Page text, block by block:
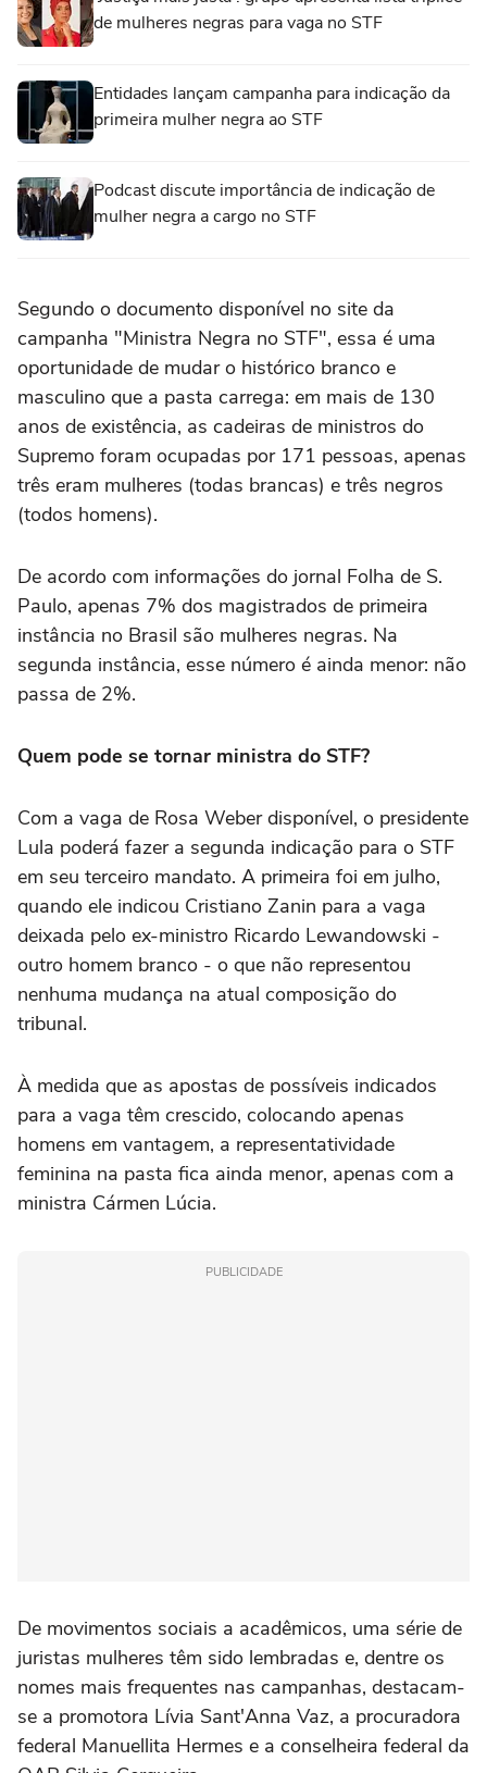
de mulheres negras para vaga no STF
Entidades lançam campanha para indicação da
primeira mulher negra ao STF
Podcast discute importância de indicação de
mulher negra a cargo no STF
Segundo o documento disponível no site da
campanha "Ministra Negra no STF", essa é uma
oportunidade de mudar o histórico branco e
masculino que a pasta carrega: em mais de 130
anos de existência, as cadeiras de ministros do
Supremo foram ocupadas por 171 pessoas, apenas
três eram mulheres (todas brancas) e três negros
(todos homens).
De acordo com informações do jornal Folha de S.
Paulo, apenas 7% dos magistrados de primeira
instância no Brasil são mulheres negras. Na
segunda instância, esse número é ainda menor: não
passa de 2%.
Quem pode se tornar ministra do STF?
Com a vaga de Rosa Weber disponível, o presidente
Lula poderá fazer a segunda indicação para o STF
em seu terceiro mandato. A primeira foi em julho,
quando ele indicou Cristiano Zanin para a vaga
deixada pelo ex-ministro Ricardo Lewandowski -
outro homem branco - o que não representou
nenhuma mudança na atual composição do
tribunal.
À medida que as apostas de possíveis indicados
para a vaga têm crescido, colocando apenas
homens em vantagem, a representatividade
feminina na pasta fica ainda menor, apenas com a
ministra Cármen Lúcia.
PUBLICIDADE
De movimentos sociais a acadêmicos, uma série de
juristas mulheres têm sido lembradas e, dentre os
nomes mais frequentes nas campanhas, destacam-
se a promotora Lívia Sant'Anna Vaz, a procuradora
federal Manuellita Hermes e a conselheira federal da